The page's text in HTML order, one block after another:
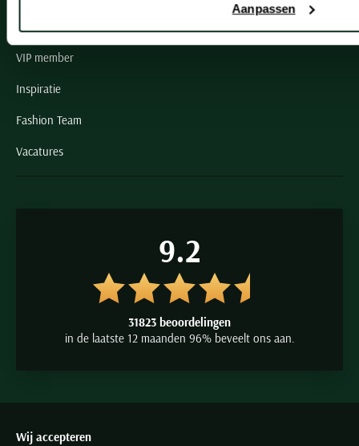
Aanpassen
Paul & Shark specialist
VIP member
Inspiratie
Fashion Team
Vacatures
9.2
31823 beoordelingen
in de laatste 12 maanden 96% beveelt ons aan.
Wij accepteren